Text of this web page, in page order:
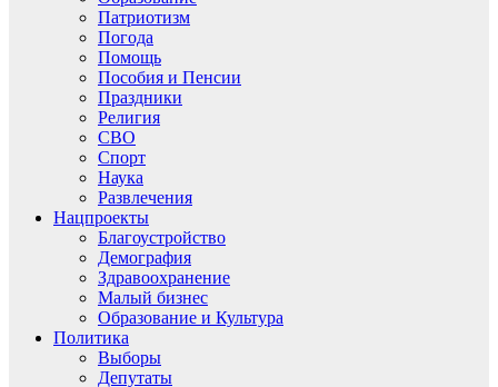
Патриотизм
Погода
Помощь
Пособия и Пенсии
Праздники
Религия
СВО
Спорт
Наука
Развлечения
Нацпроекты
Благоустройство
Демография
Здравоохранение
Малый бизнес
Образование и Культура
Политика
Выборы
Депутаты